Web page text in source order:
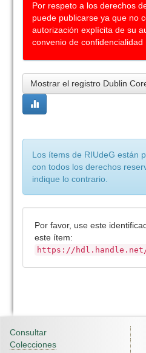
Por respeto a los derechos
puede publicarse ya que no
autorización explícita de su
convenio de confidencialidad
Mostrar el registro Dublin
Los ítems de RIUdeG están
con todos los derechos
indique lo contrario.
Por favor, use este
este ítem:
https://hdl.handle.net/
Consultar
Colecciones